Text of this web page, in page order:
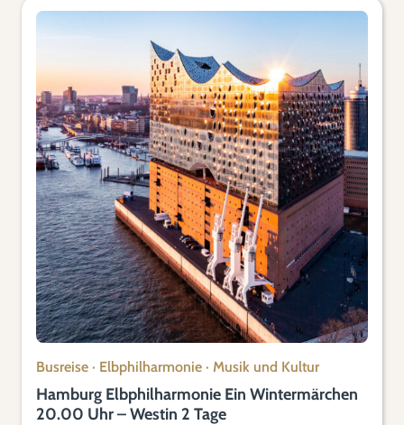
Busreise · Elbphilharmonie · Musik und Kultur
Hamburg Elbphilharmonie Ein Wintermärchen
20.00 Uhr – Westin 2 Tage